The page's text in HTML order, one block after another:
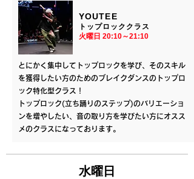
YOUTEE
トップロッククラス
​火曜日 20:10～21:10
とにかく集中してトップロックを学び、そのスキル
を獲得したい方のためのブレイクダンスのトップロ
ック特化型クラス！
トップロック(立ち踊りのステップ)のバリエーショ
ンを増やしたい、音の取り方を学びたい方にオスス
メのクラスになっております。
水曜日